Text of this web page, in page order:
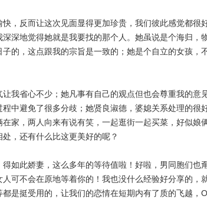
，反而让这次见面显得更加珍贵，我们彼此感觉都很
深地觉得她就是我要找的那个人。她虽说是个海归，
的，这点跟我的宗旨是一致的；她是个自立的女孩，
我省心不少；她凡事有自己的观点但也会尊重我的意
中避免了很多分歧；她贤良淑德，婆媳关系处理的很
家，两人向来有说有笑，一起逛街一起买菜，好似娘
，还有什么比这更美好的呢？
如此娇妻，这么多年的等待值啦！好啦，男同胞们也
可不会在原地等着你的！我也没什么经验好分享的，
是挺受用的，让我们的恋情在短期内有了质的飞越